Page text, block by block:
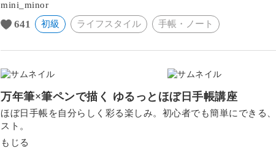
mini_minor
641 初級 ライフスタイル 手帳・ノート
万年筆×筆ペンで描く ゆるっとほぼ日手帳講座
ほぼ日手帳を自分らしく彩る楽しみ。初心者でも簡単にできる
スト。
もじる